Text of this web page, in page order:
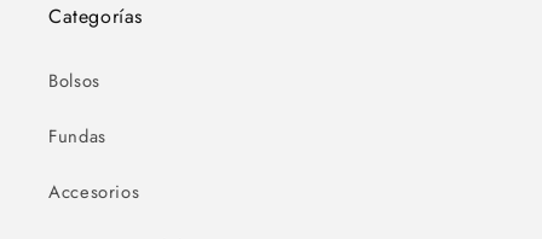
Categorías
Bolsos
Fundas
Accesorios